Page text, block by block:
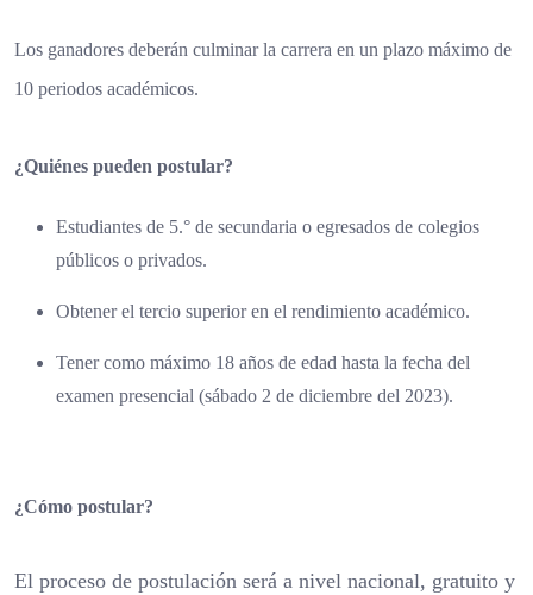
Los ganadores deberán culminar la carrera en un plazo máximo de
10 periodos académicos.
¿Quiénes pueden postular?
Estudiantes de 5.° de secundaria o egresados de colegios
públicos o privados.
Obtener el tercio superior en el rendimiento académico.
Tener como máximo 18 años de edad hasta la fecha del
examen presencial (sábado 2 de diciembre del 2023).
¿Cómo postular?
El proceso de postulación será a nivel nacional, gratuito y